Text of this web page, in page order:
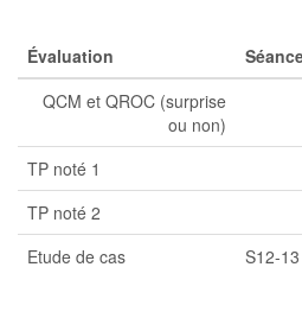
Évaluation
QCM et QROC (surprise
ou non)
TP noté 1
TP noté 2
Etude de cas
S12-13